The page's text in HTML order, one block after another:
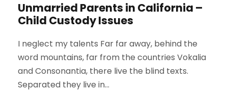
Unmarried Parents in California –
Child Custody Issues
I neglect my talents Far far away, behind the
word mountains, far from the countries Vokalia
and Consonantia, there live the blind texts.
Separated they live in...